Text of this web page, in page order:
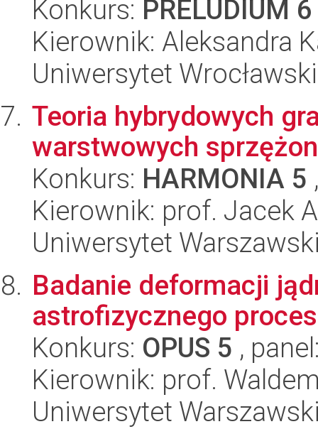
Konkurs: PRELUDIUM 6
Kierownik: Aleksandra
Uniwersytet
Teoria hybrydowych
warstwowych
Konkurs: HARMONIA 5
Kierownik: prof. Jacek
Uniwersytet
Badanie deformacji
astrofizycznego
Konkurs: OPUS 5 ,
Kierownik: prof.
Uniwersytet